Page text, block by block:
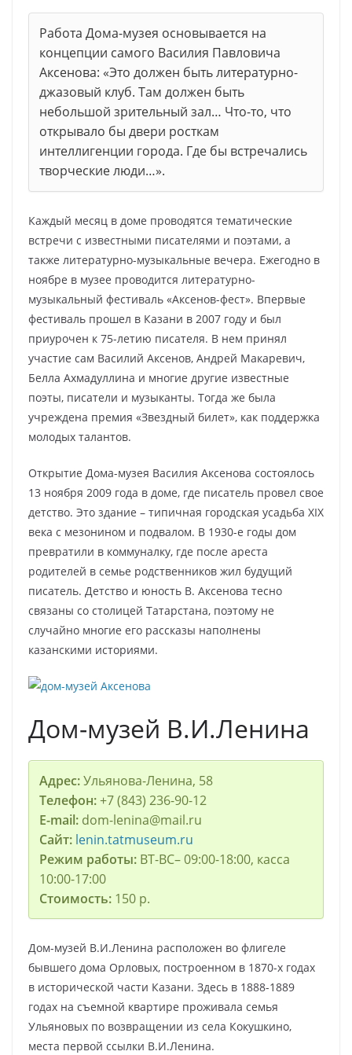
Работа Дома-музея основывается на
концепции самого Василия Павловича
Аксенова: «Это должен быть литературно-
джазовый клуб. Там должен быть
небольшой зрительный зал… Что-то, что
открывало бы двери росткам
интеллигенции города. Где бы встречались
творческие люди…».
Каждый месяц в доме проводятся тематические
встречи с известными писателями и поэтами, а
также литературно-музыкальные вечера. Ежегодно в
ноябре в музее проводится литературно-
музыкальный фестиваль «Аксенов-фест». Впервые
фестиваль прошел в Казани в 2007 году и был
приурочен к 75-летию писателя. В нем принял
участие сам Василий Аксенов, Андрей Макаревич,
Белла Ахмадуллина и многие другие известные
поэты, писатели и музыканты. Тогда же была
учреждена премия «Звездный билет», как поддержка
молодых талантов.
Открытие Дома-музея Василия Аксенова состоялось
13 ноября 2009 года в доме, где писатель провел свое
детство. Это здание – типичная городская усадьба XIX
века с мезонином и подвалом. В 1930-е годы дом
превратили в коммуналку, где после ареста
родителей в семье родственников жил будущий
писатель. Детство и юность В. Аксенова тесно
связаны со столицей Татарстана, поэтому не
случайно многие его рассказы наполнены
казанскими историями.
Дом-музей В.И.Ленина
Адрес:Ульянова-Ленина, 58
Телефон:+7 (843) 236-90-12
E-mail:dom-lenina@mail.ru
Сайт: lenin.tatmuseum.ru
Режим работы:ВТ-ВС– 09:00-18:00, касса
10:00-17:00
Стоимость:150 р.
Дом-музей В.И.Ленина расположен во флигеле
бывшего дома Орловых, построенном в 1870-х годах
в исторической части Казани. Здесь в 1888-1889
годах на съемной квартире проживала семья
Ульяновых по возвращении из села Кокушкино,
места первой ссылки В.И.Ленина.